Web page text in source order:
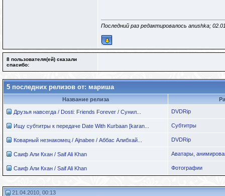
Последний раз редактировалось anushka;
8 пользователя(ей) сказали
cпасибо:
5 последних релизов от: мариша
Название релиза
Друзья навсегда / Dosti: Friends Forever / Сунил... DVDRip
Ищу субтитры к передаче Date With Kurbaan [karan... Субтитры
Коварный незнакомец / Ajnabee / Аббас Алибхай... DVDRip
Саиф Али Кхан / Saif Ali Khan Аватары,
Саиф Али Кхан / Saif Ali Khan Фотографии
21.04.2010, 00:13